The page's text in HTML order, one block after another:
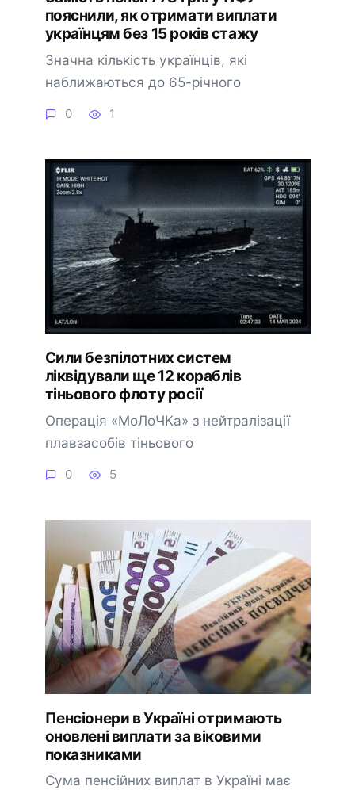
пояснили, як отримати виплати
українцям без 15 років стажу
Значна кількість українців, які
наближаються до 65-річного
0 1
Сили безпілотних систем
ліквідували ще 12 кораблів
тіньового флоту росії
Операція «МоЛоЧКа» з нейтралізації
плавзасобів тіньового
0 5
Пенсіонери в Україні отримають
оновлені виплати за віковими
показниками
Сума пенсійних виплат в Україні має